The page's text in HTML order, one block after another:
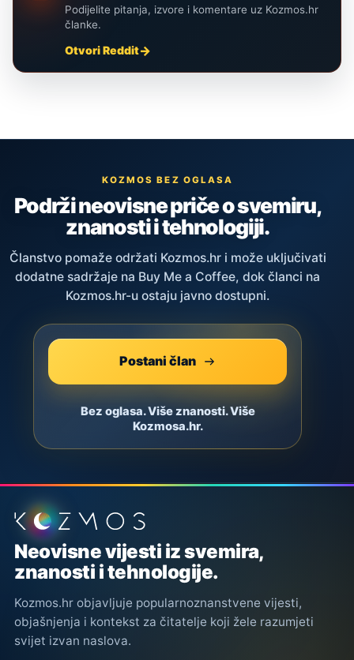
Podijelite pitanja, izvore i komentare uz Kozmos.hr
članke.
Otvori Reddit
KOZMOS BEZ OGLASA
Podrži neovisne priče o svemiru,
znanosti i tehnologiji.
Članstvo pomaže održati Kozmos.hr i može uključivati
dodatne sadržaje na Buy Me a Coffee, dok članci na
Kozmos.hr-u ostaju javno dostupni.
Postani član
Bez oglasa. Više znanosti. Više
Kozmosa.hr.
Podnožje stranice
Neovisne vijesti iz svemira,
znanosti i tehnologije.
Kozmos.hr objavljuje popularnoznanstvene vijesti,
objašnjenja i kontekst za čitatelje koji žele razumjeti
svijet izvan naslova.